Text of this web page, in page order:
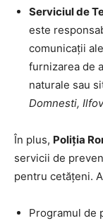
Serviciul de
este
comunicații
furnizarea de
naturale sau
Domnesti,
În plus, Poliția
servicii de
pentru cetățeni.
Programul de